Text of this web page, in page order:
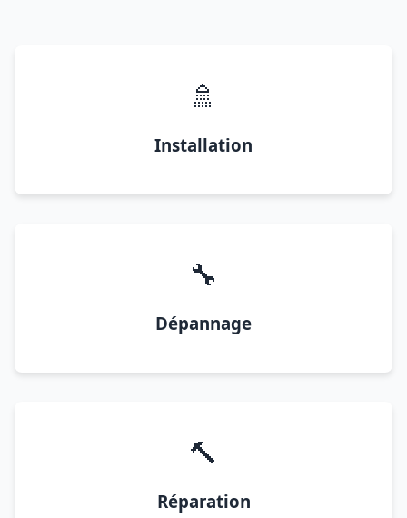
🚿
Installation
🔧
Dépannage
🔨
Réparation